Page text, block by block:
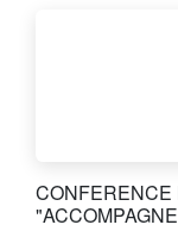
CONFERENCE